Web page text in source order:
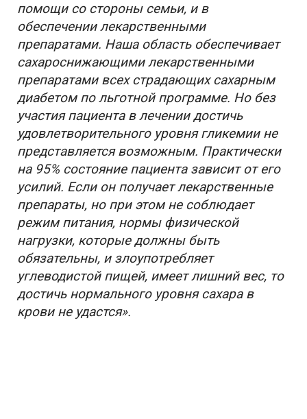
помощи со стороны семьи, и в
обеспечении лекарственными
препаратами. Наша область обеспечивает
сахароснижающими лекарственными
препаратами всех страдающих сахарным
диабетом по льготной программе. Но без
участия пациента в лечении достичь
удовлетворительного уровня гликемии не
представляется возможным. Практически
на 95% состояние пациента зависит от его
усилий. Если он получает лекарственные
препараты, но при этом не соблюдает
режим питания, нормы физической
нагрузки, которые должны быть
обязательны, и злоупотребляет
углеводистой пищей, имеет лишний вес, то
достичь нормального уровня сахара в
крови не удастся».